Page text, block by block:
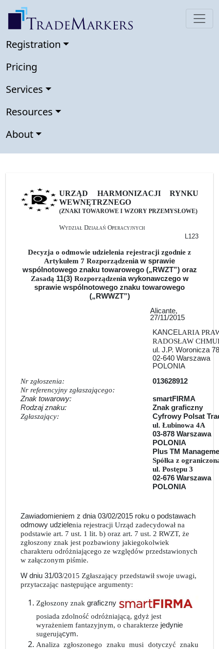
Registration
Pricing
Services
Resources
About
URZĄD HARMONIZACJI RYNKU
WEWNĘTRZNEGO
(ZNAKI TOWAROWE I WZORY PRZEMYSŁOWE)
Wydział Działań Operacyjnych
L123
Decyzja o odmowie udzielenia rejestracji zgodnie z
Artykułem 7 Rozporządzenia w sprawie
wspólnotowego znaku towarowego („RWZT”) oraz
Zasadą 11(3) Rozporządzenia wykonawczego w
sprawie wspólnotowego znaku towarowego
(„RWWZT”)
Alicante,
27/11/2015
KANCELARIA
RADOSŁAW
ul. J.P. Woronicza
02-640 Warszawa
POLONIA
Nr zgłoszenia:
013628912
Nr referencyjny zgłaszającego:
Znak towarowy:
smartFIRMA
Rodzaj znaku:
Znak graficzny
Zgłaszający:
Cyfrowy Polsat
ul. Łubinowa 4A
03-878 Warszawa
POLONIA
Plus TM
Spółka z
ul. Postępu 3
02-676 Warszawa
POLONIA
Zawiadomieniem z dnia 03/02/2015 roku o podstawach
odmowy udzielenia rejestracji Urząd zadecydował na
podstawie art. 7 ust. 1 lit. b) oraz art. 7 ust. 2 RWZT, że
zgłoszony znak jest pozbawiony jakiegokolwiek
charakteru odróżniającego ze względów przedstawionych
w załączonym piśmie.
W dniu 31/03/2015 Zgłaszający przedstawił swoje uwagi,
przytaczając następujące argumenty:
Zgłoszony znak graficzny
posiada zdolność odróżniającą, gdyż jest
wyrażeniem fantazyjnym, o charakterze jedynie
sugerującym.
Analiza zgłoszonego znaku musi dotyczyć znaku